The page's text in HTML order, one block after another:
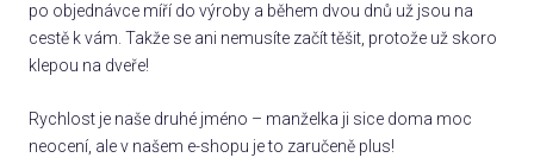
po objednávce míří do výroby a během dvou dnů už jsou na
cestě k vám. Takže se ani nemusíte začít těšit, protože už skoro
klepou na dveře!
Rychlost je naše druhé jméno – manželka ji sice doma moc
neocení, ale v našem e-shopu je to zaručeně plus!